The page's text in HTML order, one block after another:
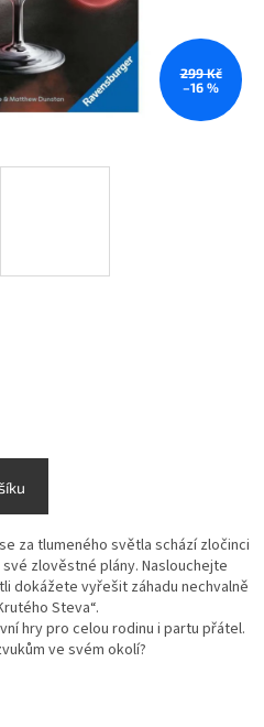
299 Kč
–16 %
za tlumeného světla schází zločinci
zlověstné plány. Naslouchejte
dokážete vyřešit záhadu nechvalně
Steva“.
hry pro celou rodinu i partu přátel.
ve svém okolí?